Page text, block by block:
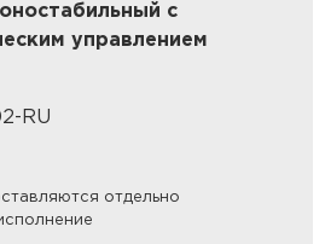
с
управлением
RU
отдельно